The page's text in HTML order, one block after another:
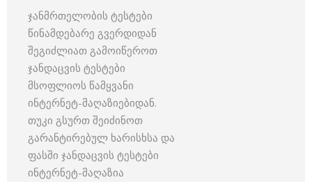
ჯანმრთელობის ტესტები
წინამდებარე გვერდიდან
შეგიძლიათ გამოიწეროთ
ჯანდაცვის ტესტები
მსოფლიოს წამყვანი
ინტერნეტ-მაღაზიებიდან.
თუკი გსურთ შეიძინოთ
გარანტირებულ ხარისხსა და
ფასში ჯანდაცვის ტესტები
ინტერნეტ-მაღაზია